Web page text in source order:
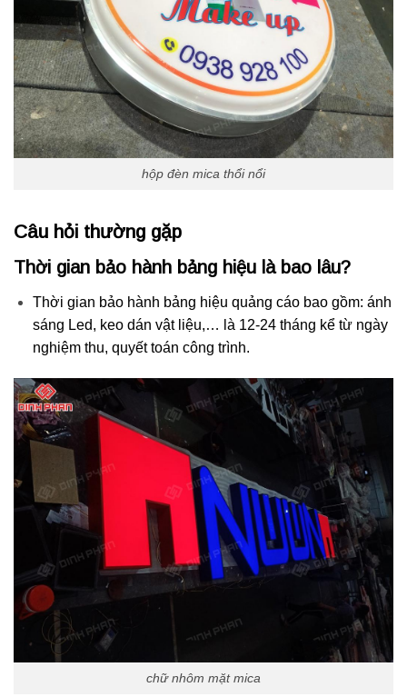
hộp đèn mica thổi nổi
Câu hỏi thường gặp
Thời gian bảo hành bảng hiệu là bao lâu?
Thời gian bảo hành bảng hiệu quảng cáo bao gồm: ánh
sáng Led, keo dán vật liệu,… là 12-24 tháng kể từ ngày
nghiệm thu, quyết toán công trình.
chữ nhôm mặt mica